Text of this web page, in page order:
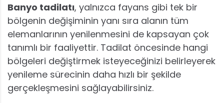
Banyo tadilatı, yalnızca fayans gibi tek bir
bölgenin değişiminin yanı sıra alanın tüm
elemanlarının yenilenmesini de kapsayan çok
tanımlı bir faaliyettir. Tadilat öncesinde hangi
bölgeleri değiştirmek isteyeceğinizi belirleyerek
yenileme sürecinin daha hızlı bir şekilde
gerçekleşmesini sağlayabilirsiniz.